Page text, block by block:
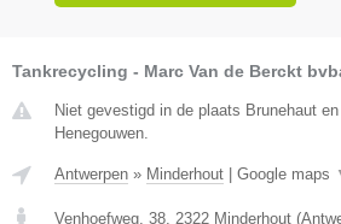
Tankrecycling - Marc Van de Berckt
Niet gevestigd in de plaats Brunehaut
Henegouwen.
Antwerpen » Minderhout | Google maps
Venhoefweg, 38 2322 Minderhout (